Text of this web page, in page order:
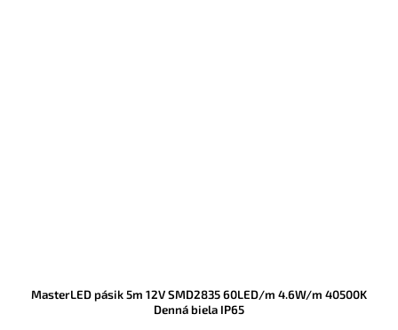
MasterLED pásik 5m 12V SMD2835 60LED/m 4.6W/m 40500K
Denná biela IP65